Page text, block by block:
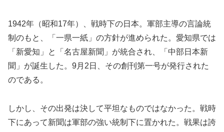
1942年（昭和17年）、戦時下の日本。軍部主導の言論統
制のもと、「一県一紙」の方針が進められた。愛知県では
「新愛知」と「名古屋新聞」が統合され、「中部日本新
聞」が誕生した。9月2日、その創刊第一号が発行された
のである。
しかし、その出発は決して平坦なものではなかった。戦時
下にあって新聞は軍部の強い統制下に置かれた。戦果は誇